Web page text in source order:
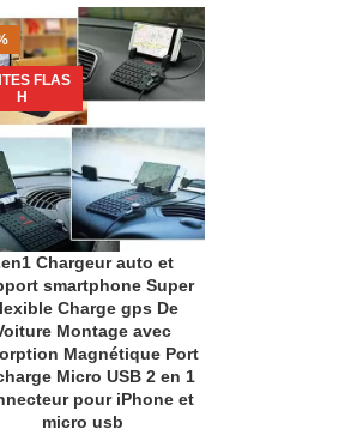
FLAS
H
AU PANIER
Chargeur auto et
smartphone Super
Charge gps De
Montage avec
Magnétique Port
Micro USB 2 en 1
pour iPhone et
micro usb